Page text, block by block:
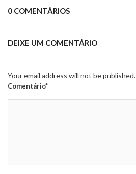
0 COMENTÁRIOS
DEIXE UM COMENTÁRIO
Your email address will not be published.
Comentário*